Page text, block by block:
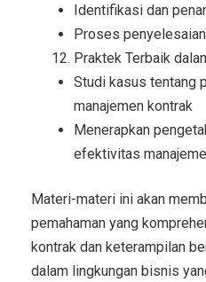
Identifikasi dan
Proses
Praktek Terbaik
Studi kasus tentang
manajemen kontrak
Menerapkan
efektivitas
Materi-materi ini akan
pemahaman yang
kontrak dan keterampilan
dalam lingkungan bisnis